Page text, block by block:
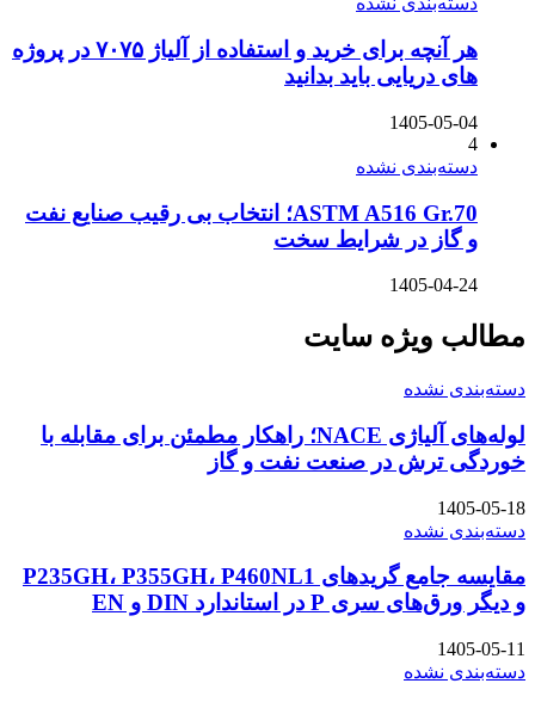
هر آنچه برای خرید و استفاده از آلیاژ ۷۰۷۵ در پروژه
های دریایی باید بدانید
1405-05-04
4
دسته‌بندی نشده
ASTM A516 Gr.70؛ انتخاب بی رقیب صنایع نفت
و گاز در شرایط سخت
1405-04-24
مطالب ویژه سایت
دسته‌بندی نشده
لوله‌های آلیاژی NACE؛ راهکار مطمئن برای مقابله با
خوردگی ترش در صنعت نفت و گاز
1405-05-18
دسته‌بندی نشده
مقایسه جامع گریدهای P235GH، P355GH، P460NL1
و دیگر ورق‌های سری P در استاندارد DIN و EN
1405-05-11
دسته‌بندی نشده